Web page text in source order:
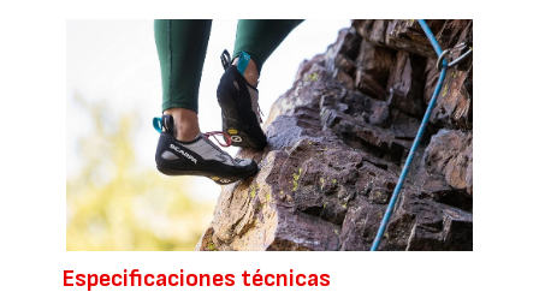
Especificaciones técnicas